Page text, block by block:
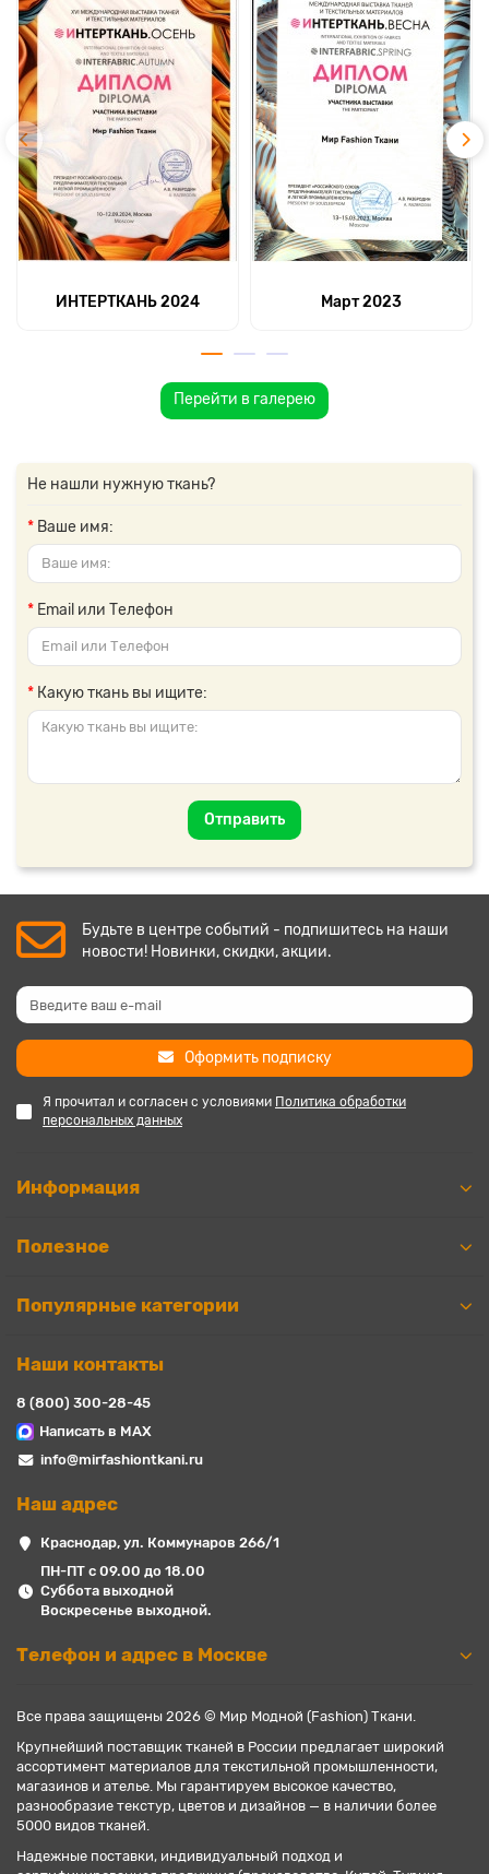
ИНТЕРТКАНЬ 2024 Март 2023
Перейти в галерею
Не нашли нужную ткань?
Ваше имя:
Email или Телефон
Какую ткань вы ищите:
Отправить
Будьте в центре событий - подпишитесь на наши
новости! Новинки, скидки, акции.
Оформить подписку
Я прочитал и согласен с условиями Политика обработки
персональных данных
Информация
Полезное
Популярные категории
Наши контакты
8 (800) 300-28-45
Написать в MAX
info@mirfashiontkani.ru
Наш адрес
Краснодар, ул. Коммунаров 266/1
ПН-ПТ с 09.00 до 18.00
Суббота выходной
Воскресенье выходной.
Телефон и адрес в Москве
Все права защищены 2026 © Мир Модной (Fashion) Ткани.
Крупнейший поставщик тканей в России предлагает широкий
ассортимент материалов для текстильной промышленности,
магазинов и ателье. Мы гарантируем высокое качество,
разнообразие текстур, цветов и дизайнов — в наличии более
5000 видов тканей.
Надежные поставки, индивидуальный подход и